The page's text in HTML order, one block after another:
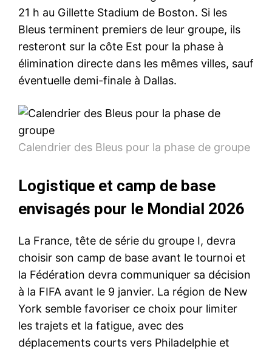
21 h au Gillette Stadium de Boston. Si les
Bleus terminent premiers de leur groupe, ils
resteront sur la côte Est pour la phase à
élimination directe dans les mêmes villes, sauf
éventuelle demi-finale à Dallas.
Calendrier des Bleus pour la phase de groupe
Logistique et camp de base
envisagés pour le Mondial 2026
La France, tête de série du groupe I, devra
choisir son camp de base avant le tournoi et
la Fédération devra communiquer sa décision
à la FIFA avant le 9 janvier. La région de New
York semble favoriser ce choix pour limiter
les trajets et la fatigue, avec des
déplacements courts vers Philadelphie et